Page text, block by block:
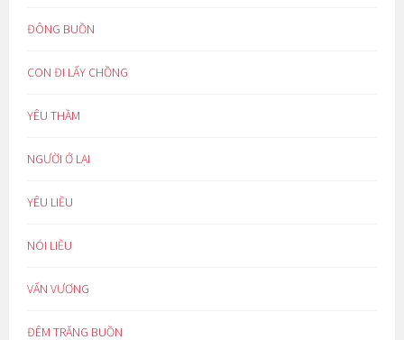
ĐÔNG BUỒN
CON ĐI LẤY CHỒNG
YÊU THẦM
NGƯỜI Ở LẠI
YÊU LIỀU
NÓI LIỀU
VẤN VƯƠNG
ĐÊM TRĂNG BUỒN